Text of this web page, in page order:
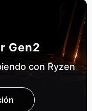
Gen2
con Ryzen